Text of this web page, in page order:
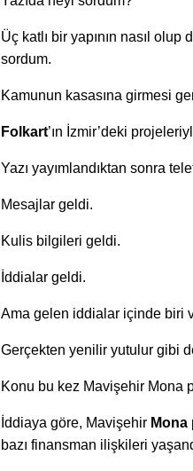
Üç katlı bir yapının nasıl
sordum.
Kamunun kasasına girmesi
Folkart’ın İzmir’deki
Yazı yayımlandıktan sonra
Mesajlar geldi.
Kulis bilgileri geldi.
İddialar geldi.
Ama gelen iddialar içinde biri
Gerçekten yenilir yutulur gibi
Konu bu kez Mavişehir Mona
İddiaya göre, Mavişehir Mona
bazı finansman ilişkileri